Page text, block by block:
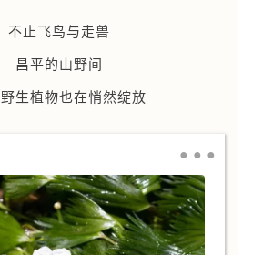
白花点地梅 ，昌平禾子涧
不止飞鸟与走兽